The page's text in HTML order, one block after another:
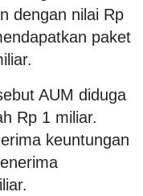
dengan nilai Rp
paket
AUM diduga
Rp 1 miliar.
keuntungan